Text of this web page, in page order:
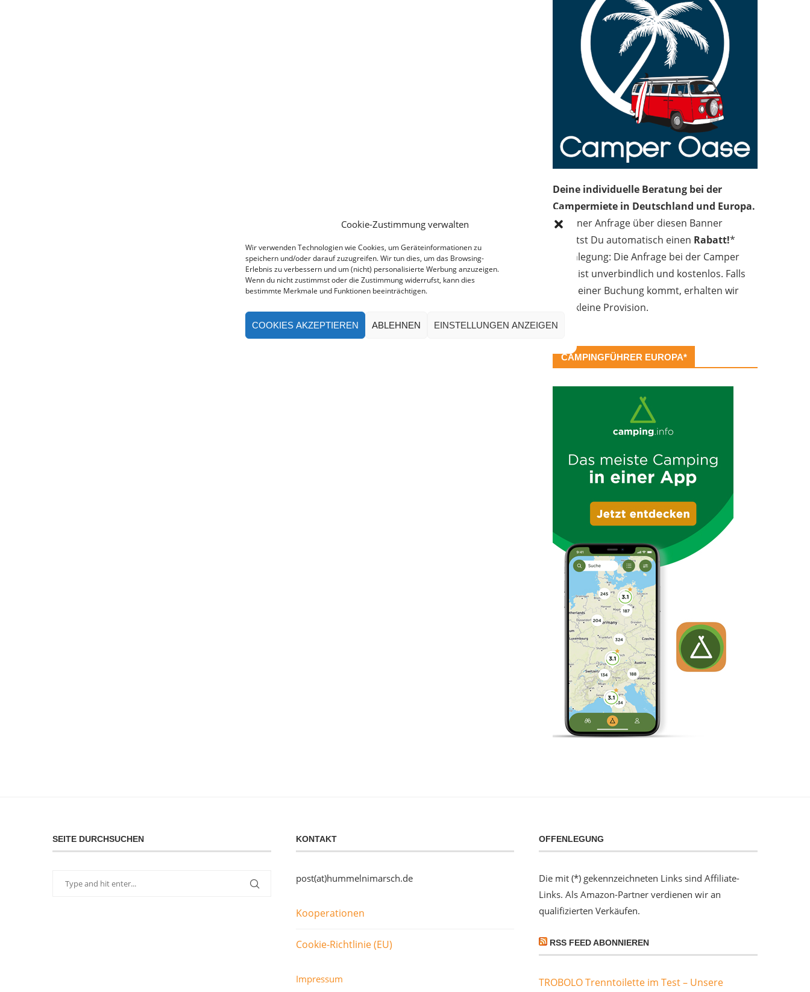
Cookie-Zustimmung verwalten
Wir verwenden Technologien wie Cookies, um Geräteinformationen zu
speichern und/oder darauf zuzugreifen. Wir tun dies, um das Browsing-
Erlebnis zu verbessern und um (nicht) personalisierte Werbung anzuzeigen.
Wenn du nicht zustimmst oder die Zustimmung widerrufst, kann dies
bestimmte Merkmale und Funktionen beeinträchtigen.
COOKIES AKZEPTIEREN ABLEHNEN EINSTELLUNGEN ANZEIGEN
Deine individuelle Beratung bei der
Campermiete in Deutschland und Europa.
Bei einer Anfrage über diesen Banner
erhältst Du automatisch einen Rabatt!*
Offenlegung: Die Anfrage bei der Camper
Oase ist unverbindlich und kostenlos. Falls
es zu einer Buchung kommt, erhalten wir
eine kleine Provision.
CAMPINGFÜHRER EUROPA*
SEITE DURCHSUCHEN KONTAKT
post(at)hummelnimarsch.de
Kooperationen
Cookie-Richtlinie (EU)
Impressum
OFFENLEGUNG
Die mit (*) gekennzeichneten Links sind Affiliate-
Links. Als Amazon-Partner verdienen wir an
qualifizierten Verkäufen.
RSS FEED ABONNIEREN
TROBOLO Trenntoilette im Test – Unsere